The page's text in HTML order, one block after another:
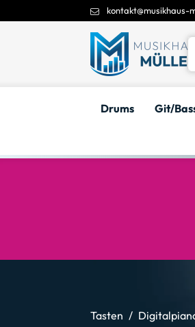
kontakt@musikhaus-
Drums Git/
Tasten